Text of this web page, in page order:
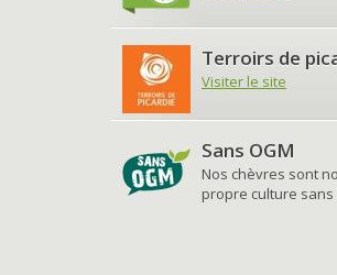
Terroirs de
Visiter le site
Sans OGM
Nos chèvres sont
propre culture sans